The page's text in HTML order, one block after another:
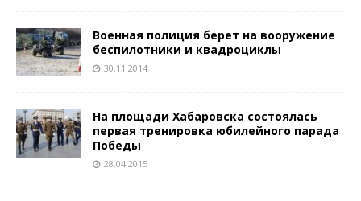
Военная полиция берет на вооружение
беспилотники и квадроциклы
30.11.2014
На площади Хабаровска состоялась
первая тренировка юбилейного парада
Победы
28.04.2015